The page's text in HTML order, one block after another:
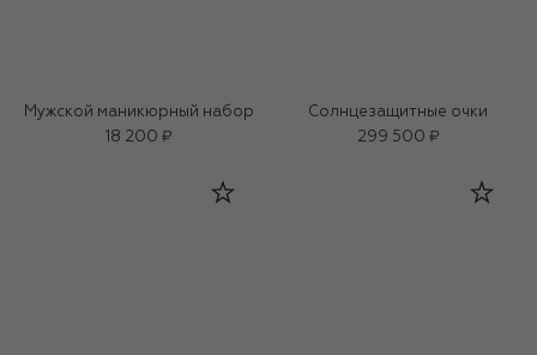
Мужской маникюрный набор
18 200 ₽
Солнцезащитные очки
299 500 ₽